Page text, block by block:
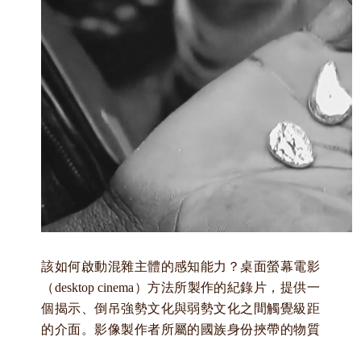
該如何啟動混雜主體的感知能力？桌面螢幕電影
（desktop cinema ）方法所製作的紀錄片，提供一
個揭示、倒吊強勢文化與弱勢文化之間觸覺級距
的介面。影像製作者所屬的國族身份挾帶的物質